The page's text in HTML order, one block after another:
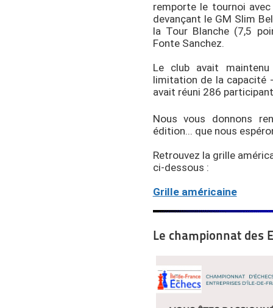
remporte le tournoi
devançant le GM Slim
la Tour Blanche (7,5
Fonte Sanchez.
Le club avait
limitation de la capacité
avait réuni 286
Nous vous donnons
édition... que nous
Retrouvez la grille
ci-dessous :
Grille américaine
Le championnat des